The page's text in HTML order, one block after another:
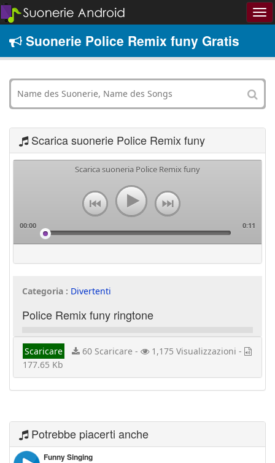
Suonerie Police Remix funy Gratis
Scarica suonerie Police Remix funy
Scarica suoneria Police Remix funy
00:00 0:11
Categoria : Divertenti
Police Remix funy ringtone
Scaricare 60 Scaricare -
1,175 Visualizzazioni -
177.65 Kb
Potrebbe piacerti anche
Funny Singing